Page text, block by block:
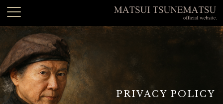
PRIVACY POLICY